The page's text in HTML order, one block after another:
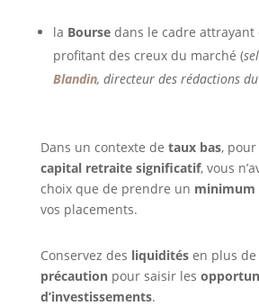
la Bourse dans le cadre attrayant
profitant des creux du marché (
Blandin, directeur des rédactions du
Dans un contexte de taux bas, pour
capital retraite significatif, vous
choix que de prendre un minimum
vos placements.
Conservez des liquiditésen plus de
précautionpour saisir les
d’investissements.